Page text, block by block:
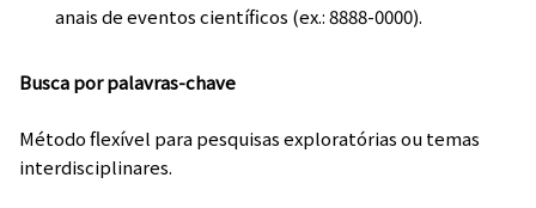
anais de eventos científicos (ex.: 8888-0000).
Busca por palavras-chave
Método flexível para pesquisas exploratórias ou temas
interdisciplinares.